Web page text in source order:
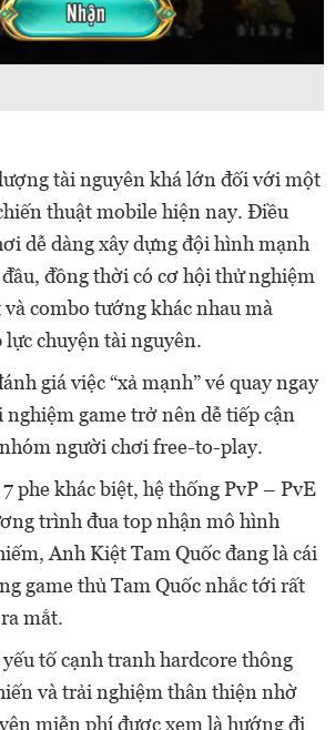
tài nguyên khá lớn đối với một
thuật mobile hiện nay. Điều
dễ dàng xây dựng đội hình mạnh
đồng thời có cơ hội thử nghiệm
combo tướng khác nhau mà
lực chuyện tài nguyên.
giá việc “xả mạnh” vé quay ngay
nghiệm game trở nên dễ tiếp cận
người chơi free-to-play.
phe khác biệt, hệ thống PvP – PvE
trình đua top nhận mô hình
Anh Kiệt Tam Quốc đang là cái
game thủ Tam Quốc nhắc tới rất
mắt.
tố cạnh tranh hardcore thông
và trải nghiệm thân thiện nhờ
miễn phí được xem là hướng đi